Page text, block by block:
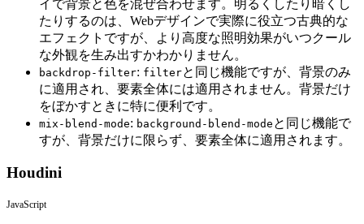
イで背景と色を混ぜ合わせます。明るくしたり暗くし
たりするのは、Webデザインで実際に役立つ古典的な
エフェクトですが、より高度な照明効果がいつクール
な外観を生み出すかわかりません。
backdrop-filter: filterと同じ機能ですが、背景のみ
に適用され、要素全体には適用されません。背景だけ
をぼかすときに特に便利です。
mix-blend-mode: background-blend-mode と同じ機能で
すが、背景だけに限らず、要素全体に適用されます。
Houdini
JavaScript